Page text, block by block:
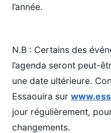
l’année.
N.B : Certains des
l’agenda seront peut-
une date ultérieure.
Essaouira sur
jour régulièrement,
changements.